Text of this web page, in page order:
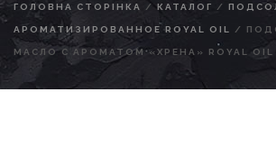
ГОЛОВНА СТОРІНКА / КАТАЛОГ /
АРОМАТИЗИРОВАННОЕ ROYAL OIL /
МАСЛО С АРОМАТОМ «ХРЕНА» ROYAL OIL